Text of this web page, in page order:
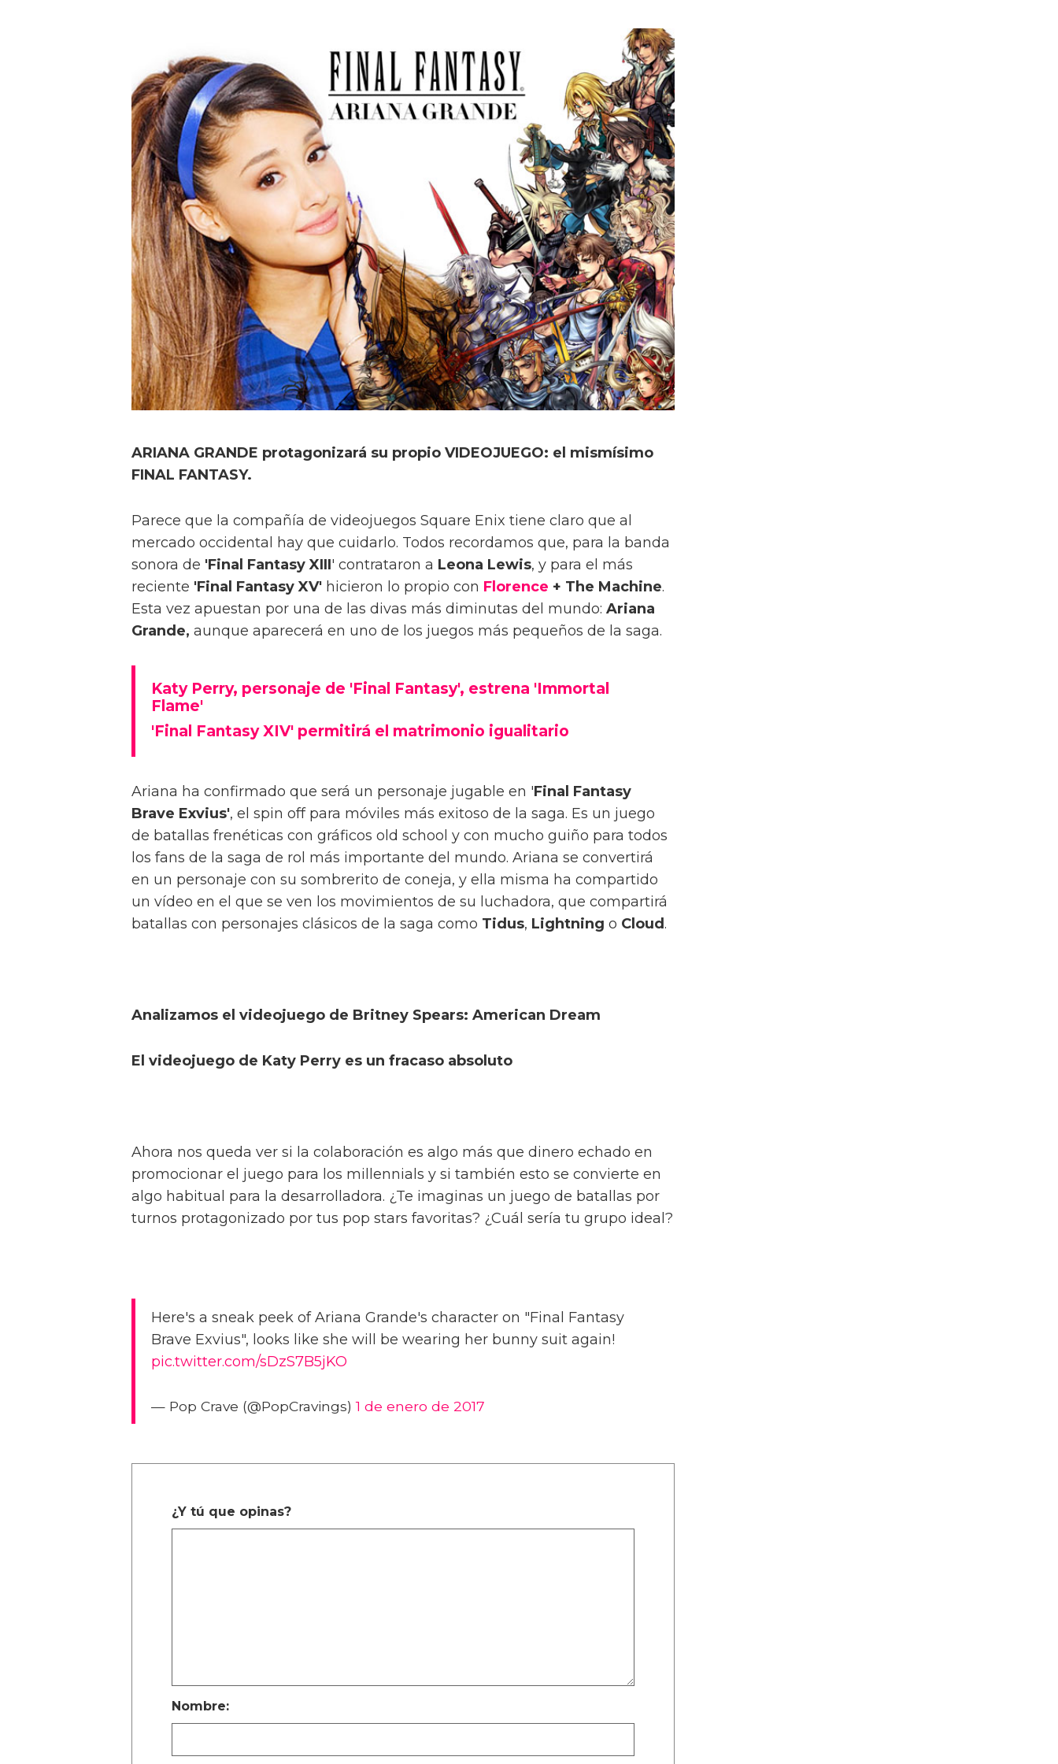
ARIANA GRANDE protagonizará su propio VIDEOJUEGO: el mismísimo
FINAL FANTASY.
Parece que la compañía de videojuegos Square Enix tiene claro que al
mercado occidental hay que cuidarlo. Todos recordamos que, para la banda
sonora de 'Final Fantasy XIII' contrataron a Leona Lewis, y para el más
reciente 'Final Fantasy XV' hicieron lo propio con Florence + The Machine.
Esta vez apuestan por una de las divas más diminutas del mundo: Ariana
Grande, aunque aparecerá en uno de los juegos más pequeños de la saga.
Katy Perry, personaje de 'Final Fantasy', estrena 'Immortal
Flame'
'Final Fantasy XIV' permitirá el matrimonio igualitario
Ariana ha confirmado que será un personaje jugable en 'Final Fantasy
Brave Exvius', el spin off para móviles más exitoso de la saga. Es un juego
de batallas frenéticas con gráficos old school y con mucho guiño para todos
los fans de la saga de rol más importante del mundo. Ariana se convertirá
en un personaje con su sombrerito de coneja, y ella misma ha compartido
un vídeo en el que se ven los movimientos de su luchadora, que compartirá
batallas con personajes clásicos de la saga como Tidus, Lightning o Cloud .
Analizamos el videojuego de Britney Spears: American Dream
El videojuego de Katy Perry es un fracaso absoluto
Ahora nos queda ver si la colaboración es algo más que dinero echado en
promocionar el juego para los millennials y si también esto se convierte en
algo habitual para la desarrolladora. ¿Te imaginas un juego de batallas por
turnos protagonizado por tus pop stars favoritas? ¿Cuál sería tu grupo ideal?
Here's a sneak peek of Ariana Grande's character on "Final Fantasy
Brave Exvius", looks like she will be wearing her bunny suit again!
pic.twitter.com/sDzS7B5jKO
— Pop Crave (@PopCravings)1 de enero de 2017
¿Y tú que opinas?
Nombre: